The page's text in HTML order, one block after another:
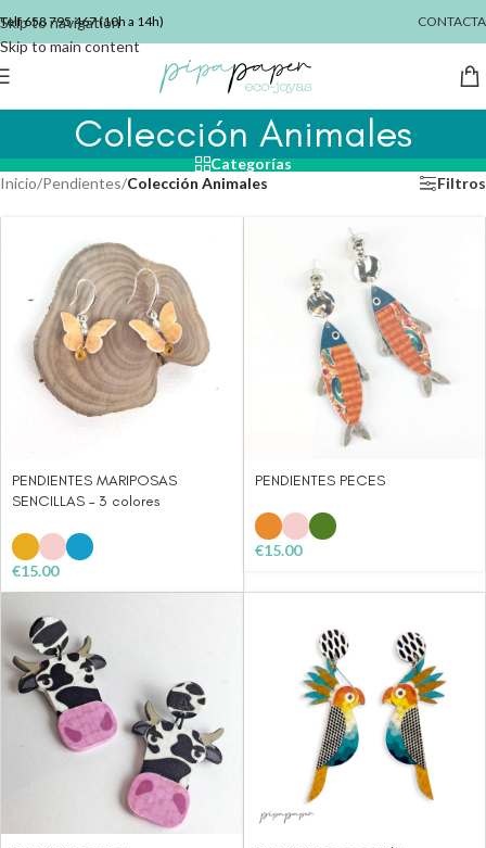
Skip to navigation
Skip to main content
Telf658 795 467(10h a 14h) CONTACTA
Colección Animales
Categorías
Inicio/Pendientes/Colección Animales Filtros
PENDIENTES MARIPOSAS
SENCILLAS – 3 colores
€15.00
PENDIENTES PECES
€15.00